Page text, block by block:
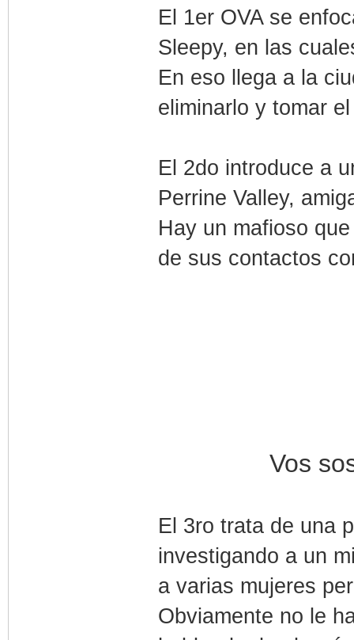
El 1er OVA se
Sleepy, en las
En eso llega a la
eliminarlo y tomar
El 2do introduce a
Perrine Valley,
Hay un mafioso
de sus contactos
Vos
El 3ro trata de una
investigando a un
a varias mujeres
Obviamente no le